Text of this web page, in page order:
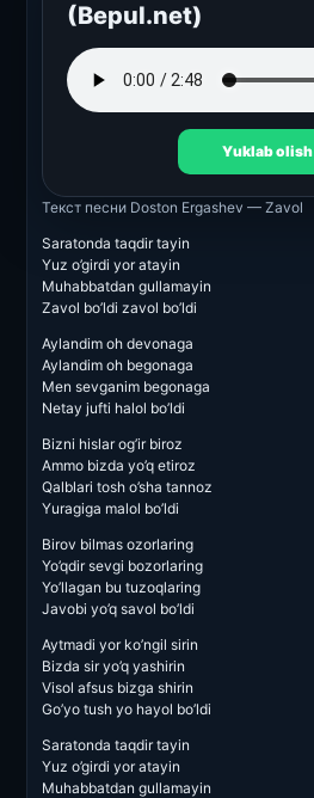
(Bepul.net)
Yuklab olish
Текст песни Doston Ergashev — Zavol
Saratonda taqdir tayin
Yuz o’girdi yor atayin
Muhabbatdan gullamayin
Zavol bo’ldi zavol bo’ldi
Aylandim oh devonaga
Aylandim oh begonaga
Men sevganim begonaga
Netay jufti halol bo’ldi
Bizni hislar og’ir biroz
Ammo bizda yo’q etiroz
Qalblari tosh o’sha tannoz
Yuragiga malol bo’ldi
Birov bilmas ozorlaring
Yo’qdir sevgi bozorlaring
Yo’llagan bu tuzoqlaring
Javobi yo’q savol bo’ldi
Aytmadi yor ko’ngil sirin
Bizda sir yo’q yashirin
Visol afsus bizga shirin
Go’yo tush yo hayol bo’ldi
Saratonda taqdir tayin
Yuz o’girdi yor atayin
Muhabbatdan gullamayin